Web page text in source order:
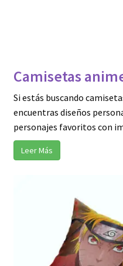
Camisetas
Si estás buscando
encuentras diseños
personajes favoritos con
Leer Más